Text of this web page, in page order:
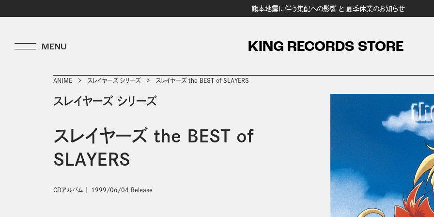
熊本地震に伴う集配への影響 と 夏季休業のお知らせ
KING RECORDS STORE
ANIME スレイヤーズ シリーズ スレイヤーズ the BEST of SLAYERS
スレイヤーズ シリーズ
スレイヤーズ the BEST of
SLAYERS
CDアルバム 1999/06/04 Release